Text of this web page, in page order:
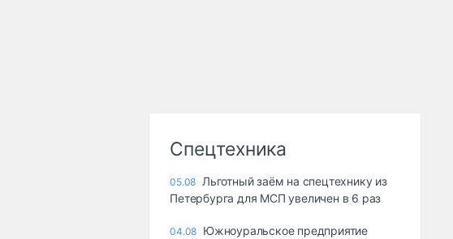
Спецтехника
05.08 Льготный заём на спецтехнику из
Петербурга для МСП увеличен в 6 раз
04.08 Южноуральское предприятие